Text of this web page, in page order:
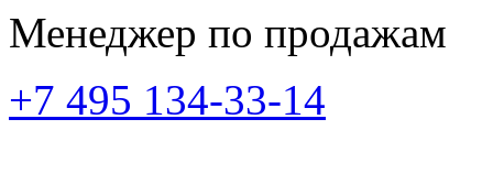
Менеджер по продажам
+7 495 134-33-14